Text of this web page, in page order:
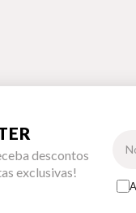
descontos
exclusivas!